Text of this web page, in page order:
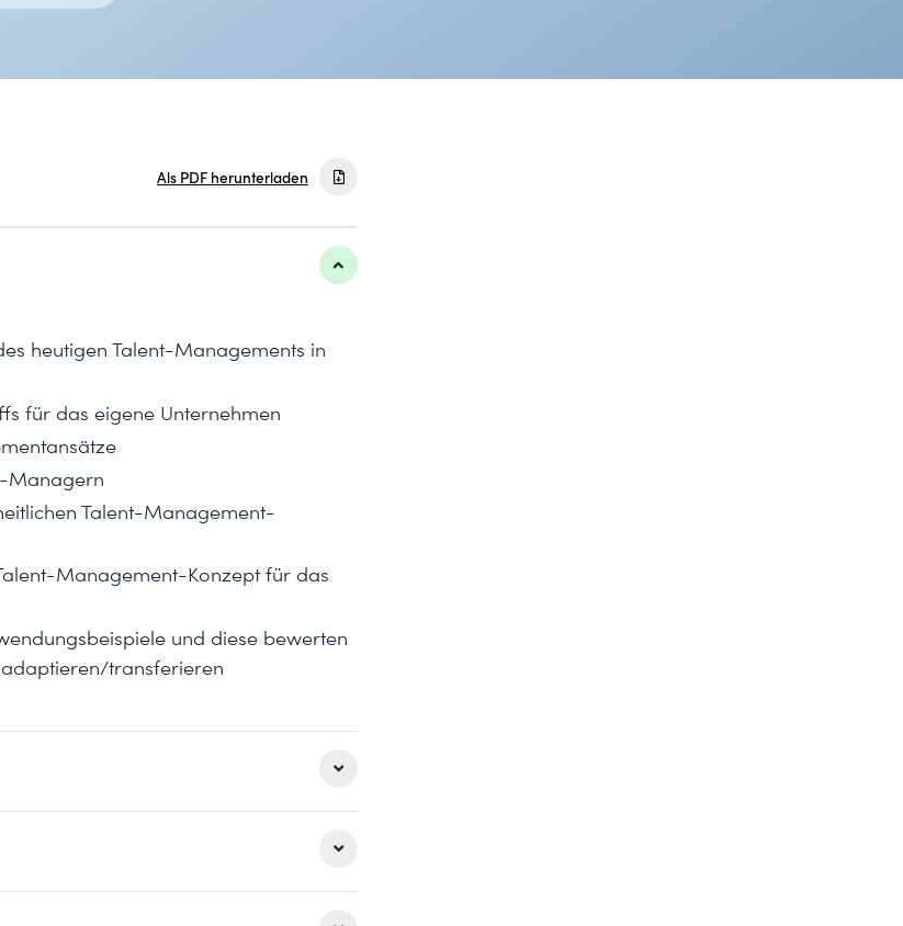
Als PDF herunterladen
heutigen Talent-Managements in
für das eigene Unternehmen
Managern
Talent-Management-
Management-Konzept für das
und diese bewerten
transferieren